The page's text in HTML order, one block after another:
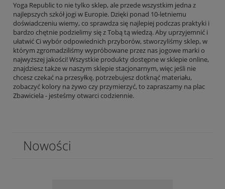
Yoga Republic to nie tylko sklep, ale przede wszystkim jedna z
najlepszych szkół jogi w Europie. Dzięki ponad 10-letniemu
doświadczeniu wiemy, co sprawdza się najlepiej podczas praktyki i
bardzo chętnie podzielimy się z Tobą tą wiedzą. Aby uprzyjemnić i
ułatwić Ci wybór odpowiednich przyborów, stworzyliśmy sklep, w
którym zgromadziliśmy wypróbowane przez nas jogowe marki o
najwyższej jakości! Wszystkie produkty dostępne w sklepie online,
znajdziesz także w naszym sklepie stacjonarnym, więc jeśli nie
chcesz czekać na przesyłkę, potrzebujesz dotknąć materiału,
zobaczyć kolory na żywo czy przymierzyć, to zapraszamy na plac
Zbawiciela - jesteśmy otwarci codziennie.
Nowości